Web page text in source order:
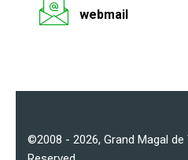
webmail
©2008 - 2026, Grand Magal de